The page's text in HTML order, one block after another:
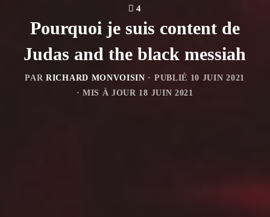
4
Pourquoi je suis content de
Judas and the black messiah
PARRICHARD MONVOISIN · PUBLIÉ 10 JUIN 2021
· MIS À JOUR 18 JUIN 2021